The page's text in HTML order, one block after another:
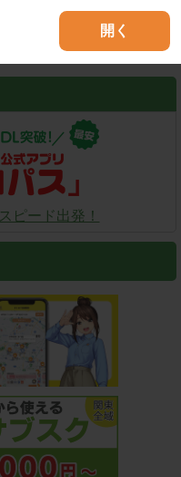
開く
ピード出発！